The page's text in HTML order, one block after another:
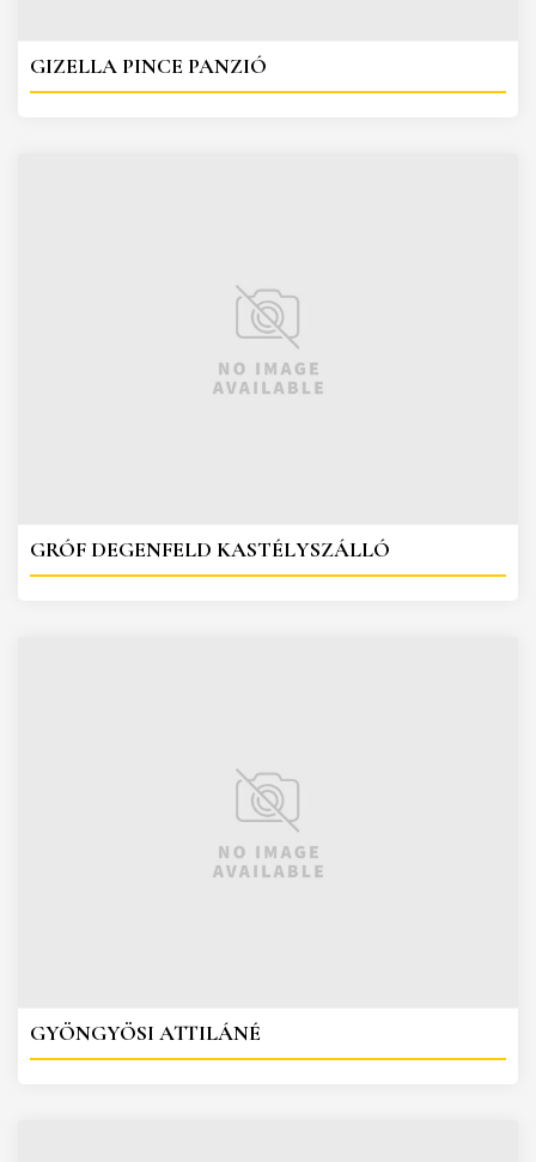
GIZELLA PINCE PANZIÓ
GRÓF DEGENFELD KASTÉLYSZÁLLÓ
GYÖNGYÖSI ATTILÁNÉ